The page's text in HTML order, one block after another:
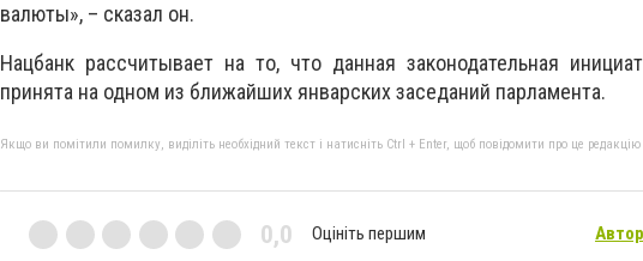
валюты», – сказал он.
Нацбанк рассчитывает на то, что данная законодательная
принята на одном из ближайших январских заседаний парламента.
Якщо ви помітили помилку, виділіть необхідний текст і натисніть Ctrl + Enter, щоб повідомити про це редакцію
0,0 Оцініть першим